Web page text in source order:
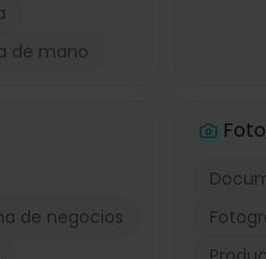
de mano
de negocios